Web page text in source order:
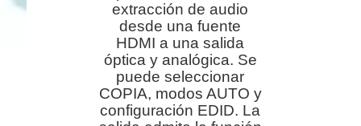
extracción de audio
desde una fuente
HDMI a una salida
óptica y analógica. Se
puede seleccionar
COPIA, modos AUTO y
configuración EDID. La